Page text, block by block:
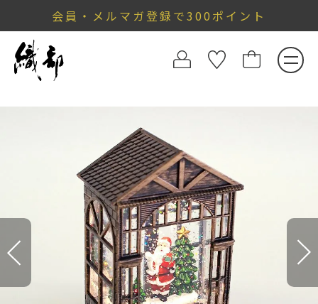
会員・メルマガ登録で300ポイント